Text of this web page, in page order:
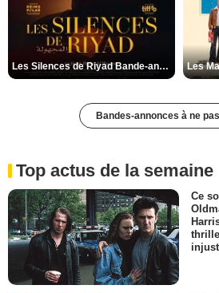
Les Silences de Riyad Bande-annonce VO STFR
Bandes-annonces à ne
Top actus de la semaine
Ce